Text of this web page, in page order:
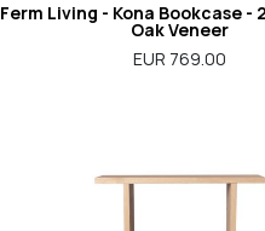
Ferm Living - Kona Bookcase -
Oak Veneer
EUR 769.00